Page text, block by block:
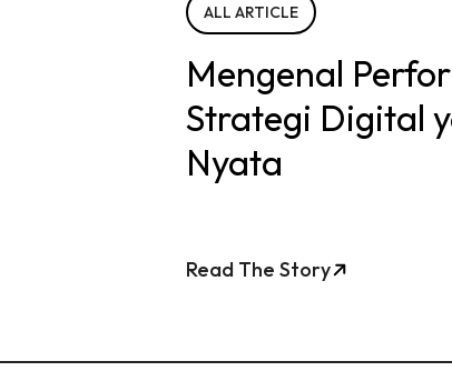
ALL ARTICLE
Mengenal
Strategi Digital
Nyata
Read The Story